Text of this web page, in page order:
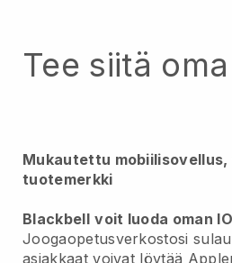
Tee siitä oma
Mukautettu
tuotemerkki
Blackbell voit luoda oman
Joogaopetusverkostosi
asiakkaat voivat löytää